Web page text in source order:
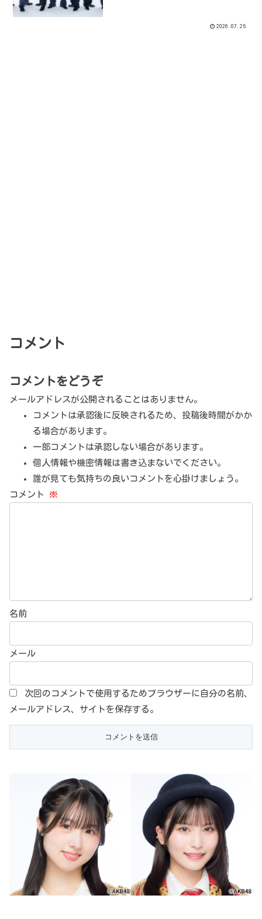
2026.07.25
コメント
コメントをどうぞ
メールアドレスが公開されることはありません。
コメントは承認後に反映されるため、投稿後時間がかか
る場合があります。
一部コメントは承認しない場合があります。
個人情報や機密情報は書き込まないでください。
誰が見ても気持ちの良いコメントを心掛けましょう。
コメント ※
名前
メール
次回のコメントで使用するためブラウザーに自分の名前、
メールアドレス、サイトを保存する。